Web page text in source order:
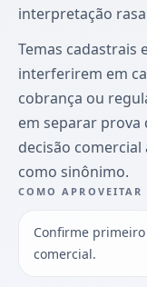
interpretação
Temas cadastrais
interferirem em
cobrança ou
em separar prova
decisão
como sinônimo.
COMO
Confirme
comercial.